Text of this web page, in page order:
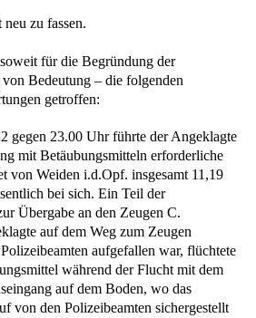
zu fassen.
für die Begründung der
Bedeutung – die folgenden
getroffen:
gegen 23.00 Uhr führte der Angeklagte
mit Betäubungsmitteln erforderliche
von Weiden i.d.Opf. insgesamt 11,19
bei sich. Ein Teil der
Übergabe an den Zeugen C.
auf dem Weg zum Zeugen
aufgefallen war, flüchtete
während der Flucht mit dem
auf dem Boden, wo das
von den Polizeibeamten sichergestellt